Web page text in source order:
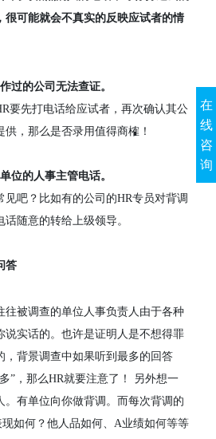
很可能就会不真实的反映应试者的情
过的公司无法查证。
要先打电话给应试者，再次确认其公
，那么是否录用值得商榷！
位的人事主管电话。
见吧？比如有的公司的HR专员对背调
随意的转给上级领导。
答
往被调查的单位人事负责人由于各种
说实话的。也许是证明人是不想得罪
，背景调查中如果听到最多的回答
” ，那么HR就要注意了！
另外想一
。有单位向你做背调。而每次背调的
如何？他人品如何、 A业绩如何等等
在
线
咨
询